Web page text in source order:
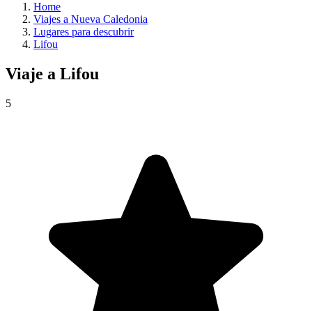
Home
Viajes a Nueva Caledonia
Lugares para descubrir
Lifou
Viaje a Lifou
5